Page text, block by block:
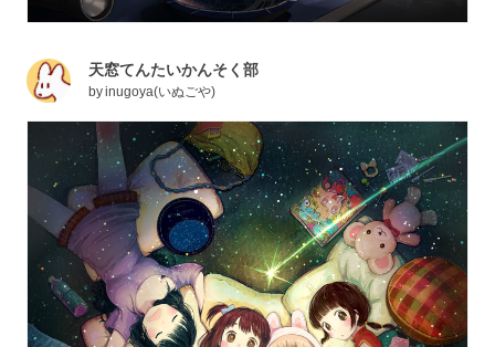
天窓てんたいかんそく部
byinugoya(いぬごや)